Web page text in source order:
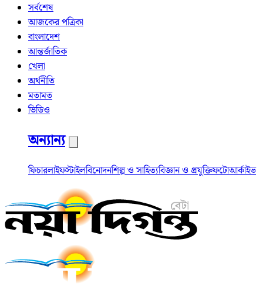
সর্বশেষ
আজকের পত্রিকা
বাংলাদেশ
আন্তর্জাতিক
খেলা
অর্থনীতি
মতামত
ভিডিও
অন্যান্য
ফিচারলাইফস্টাইলবিনোদনশিল্প ও সাহিত্যবিজ্ঞান ও প্রযুক্তিফটোআর্কাইভ